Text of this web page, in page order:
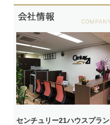
センチュリー21ハウスプラン